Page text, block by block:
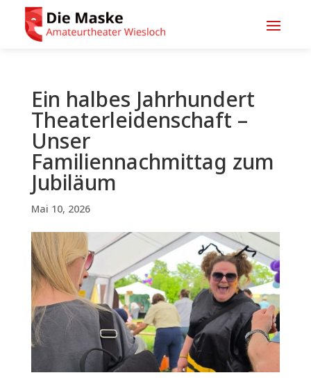
Ein halbes Jahrhundert
Theaterleidenschaft –
Unser
Familiennachmittag zum
Jubiläum
Mai 10, 2026